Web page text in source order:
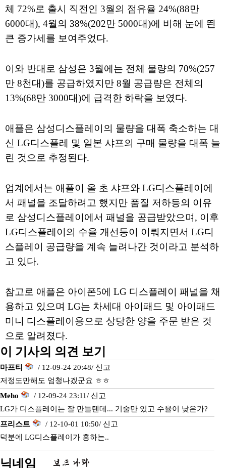
체 72%로 출시 직전인 3월의 점유율 24%(88만
6000대), 4월의 38%(202만 5000대)에 비해 눈에 띈
큰 증가세를 보여주었다.
이와 반대로 삼성은 3월에는 전체 물량의 70%(257
만 8천대)를 공급하였지만 8월 공급량은 전체의
13%(68만 3000대)에 급격한 하락을 보였다.
애플은 삼성디스플레이의 물량을 대폭 축소하는 대
신 LG디스플레 및 일본 샤프의 구매 물량을 대폭 늘
린 것으로 추정된다.
업계에서는 애플이 올 초 샤프와 LG디스플레이에
서 패널을 조달하려고 했지만 품질 저하등의 이유
로 삼성디스플레이에서 패널을 공급받았으며, 이후
LG디스플레이의 수율 개선등이 이뤄지면서 LG디
스플레이 공급량을 계속 늘려나간 것이라고 분석하
고 있다.
참고로 애플은 아이폰5에 LG 디스플레이 패널을 채
용하고 있으며 LG는 차세대 아이패드 및 아이패드
미니 디스플레이용으로 상당한 양을 주문 받은 것
으로 알려졌다.
이 기사의 의견 보기
마프티 / 12-09-24 20:48/ 신고
저정도만해도 엄청나겠군요 ㅎㅎ
Meho
/ 12-09-24 23:11/ 신고
LG가 디스플레이는 잘 만들텐데... 기술만 있고 수율이 낮은가?
프리스트
/ 12-10-01 10:50/ 신고
덕분에 LG디스플레이가 흥하는..
닉네임